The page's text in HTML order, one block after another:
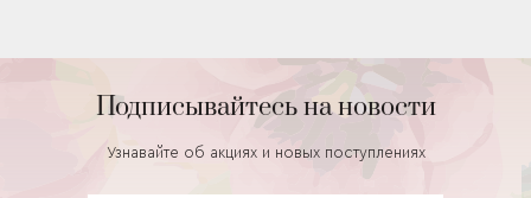
Подписывайтесь на новости
Узнавайте об акциях и новых поступлениях